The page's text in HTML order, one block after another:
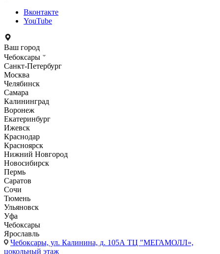
Вконтакте
YouTube
Ваш город
Чебоксары
Санкт-Петербург
Москва
Челябинск
Самара
Калининград
Воронеж
Екатеринбург
Ижевск
Краснодар
Красноярск
Нижний Новгород
Новосибирск
Пермь
Саратов
Сочи
Тюмень
Ульяновск
Уфа
Чебоксары
Ярославль
Чебоксары, ул. Калинина, д. 105А ТЦ "МЕГАМОЛЛ»,
цокольный этаж